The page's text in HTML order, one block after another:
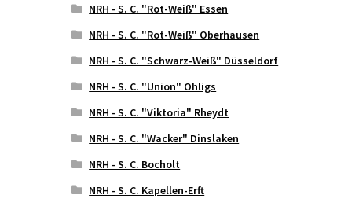
NRH - S. C. "Rot-Weiß" Essen
NRH - S. C. "Rot-Weiß" Oberhausen
NRH - S. C. "Schwarz-Weiß" Düsseldorf
NRH - S. C. "Union" Ohligs
NRH - S. C. "Viktoria" Rheydt
NRH - S. C. "Wacker" Dinslaken
NRH - S. C. Bocholt
NRH - S. C. Kapellen-Erft